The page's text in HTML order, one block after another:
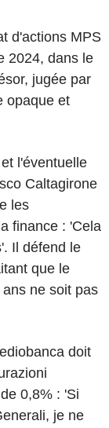
d'actions MPS
2024, dans le
jugée par
opaque et
l'éventuelle
Caltagirone
les
finance : 'Cela
Il défend le
que le
ne soit pas
doit
0,8% : 'Si
je ne